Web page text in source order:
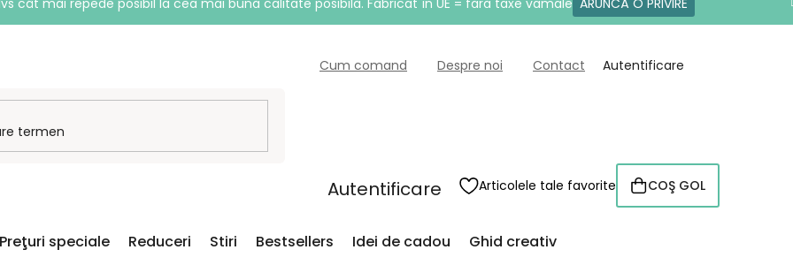
cât mai repede posibil la cea mai bună calitate posibilă. Fabricat în UE = fără taxe vamale ARUNCĂ O PRIVIRE
Cum comand Despre noi Contact Autentificare
Autentificare Articolele tale favorite
COŞ
DE
COŞ GOL
Preţuri speciale Reduceri Stiri Bestsellers Idei de cadou Ghid creativ